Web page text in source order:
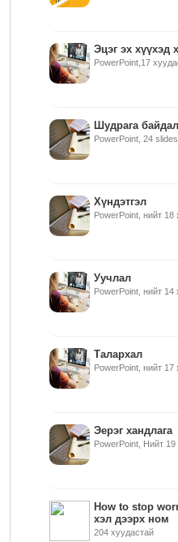
Эцэг эх хүүхэд
PowerPoint,17
Шудрага байдал
PowerPoint, 24 slides
Хүндэтгэл
PowerPoint, нийт 18
Уучлал
PowerPoint, нийт 14
Талархал
PowerPoint, нийт 17
Эерэг хандлага
PowerPoint, Нийт 19
How to stop
хэл дээрх ном
204 хуудастай